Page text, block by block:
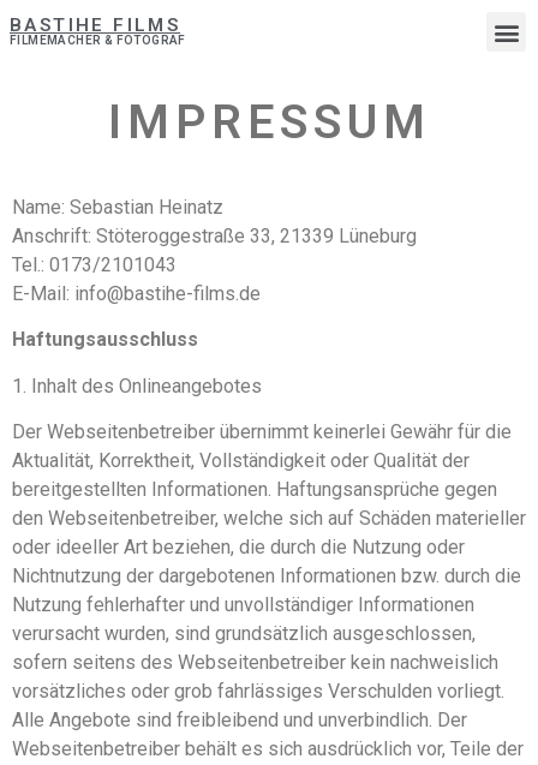
BASTIHE FILMS
FILMEMACHER & FOTOGRAF
IMPRESSUM
Name: Sebastian Heinatz
Anschrift: Stöteroggestraße 33, 21339 Lüneburg
Tel.: 0173/2101043
E-Mail: info@bastihe-films.de
Haftungsausschluss
1. Inhalt des Onlineangebotes
Der Webseitenbetreiber übernimmt keinerlei Gewähr für die
Aktualität, Korrektheit, Vollständigkeit oder Qualität der
bereitgestellten Informationen. Haftungsansprüche gegen
den Webseitenbetreiber, welche sich auf Schäden materieller
oder ideeller Art beziehen, die durch die Nutzung oder
Nichtnutzung der dargebotenen Informationen bzw. durch die
Nutzung fehlerhafter und unvollständiger Informationen
verursacht wurden, sind grundsätzlich ausgeschlossen,
sofern seitens des Webseitenbetreiber kein nachweislich
vorsätzliches oder grob fahrlässiges Verschulden vorliegt.
Alle Angebote sind freibleibend und unverbindlich. Der
Webseitenbetreiber behält es sich ausdrücklich vor, Teile der